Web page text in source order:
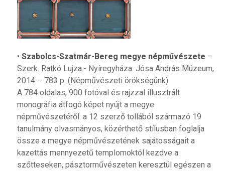
• Szabolcs-Szatmár-Bereg megye népművészete –
Szerk. Ratkó Lujza.- Nyíregyháza: Jósa András Múzeum,
2014 – 783 p. (Népművészeti örökségünk)
A 784 oldalas, 900 fotóval és rajzzal illusztrált
monográfia átfogó képet nyújt a megye
népművészetéről: a 12 szerző tollából származó 19
tanulmány olvasmányos, közérthető stílusban foglalja
össze a megye népművészetének sajátosságait a
kazettás mennyezetű templomoktól kezdve a
szőtteseken, pásztorművészeten keresztül egészen a